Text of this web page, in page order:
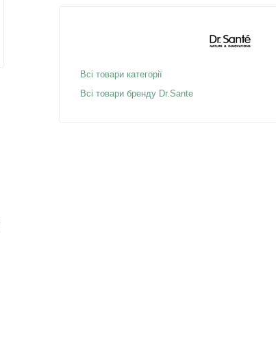
Всі товари категорії
Всі товари бренду Dr.Sante